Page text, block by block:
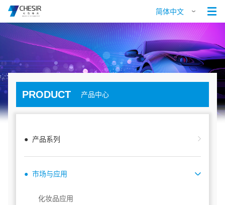
简体中文 
PRODUCT 产品中心
● 产品系列
● 市场与应用
化妆品应用